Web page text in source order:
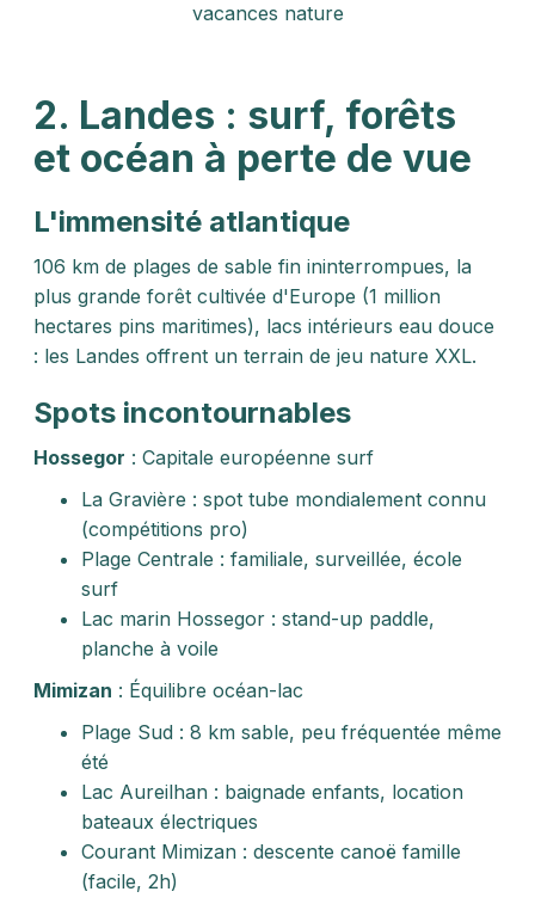
vacances nature
2. Landes : surf, forêts
et océan à perte de vue
L'immensité atlantique
106 km de plages de sable fin ininterrompues, la
plus grande forêt cultivée d'Europe (1 million
hectares pins maritimes), lacs intérieurs eau douce
: les Landes offrent un terrain de jeu nature XXL.
Spots incontournables
Hossegor : Capitale européenne surf
La Gravière : spot tube mondialement connu
(compétitions pro)
Plage Centrale : familiale, surveillée, école
surf
Lac marin Hossegor : stand-up paddle,
planche à voile
Mimizan : Équilibre océan-lac
Plage Sud : 8 km sable, peu fréquentée même
été
Lac Aureilhan : baignade enfants, location
bateaux électriques
Courant Mimizan : descente canoë famille
(facile, 2h)